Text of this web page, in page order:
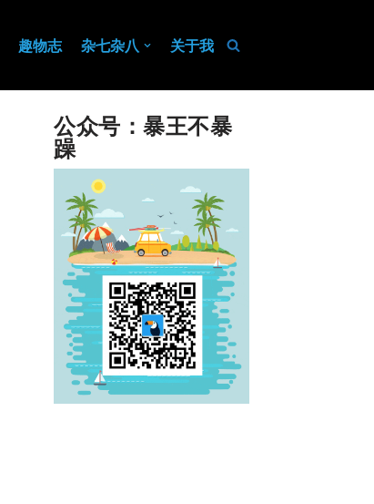
趣物志 杂七杂八 关于我
公众号：暴王不暴
躁